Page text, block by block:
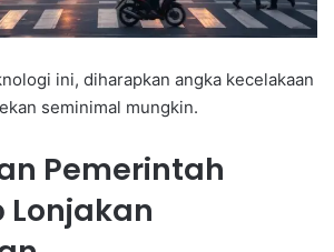
ini, diharapkan angka kecelakaan
seminimal mungkin.
Pemerintah
Lonjakan